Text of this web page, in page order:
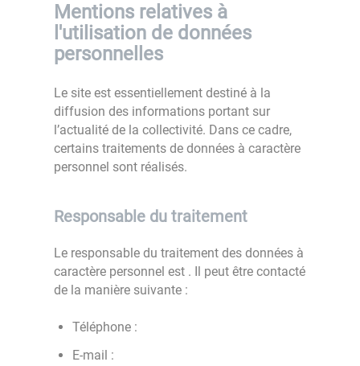
Mentions relatives à
l'utilisation de données
personnelles
Le site est essentiellement destiné à la
diffusion des informations portant sur
l’actualité de la collectivité. Dans ce cadre,
certains traitements de données à caractère
personnel sont réalisés.
Responsable du traitement
Le responsable du traitement des données à
caractère personnel est . Il peut être contacté
de la manière suivante :
Téléphone :
E-mail :